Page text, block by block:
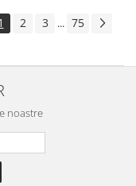
2 3 ... 75
noastre